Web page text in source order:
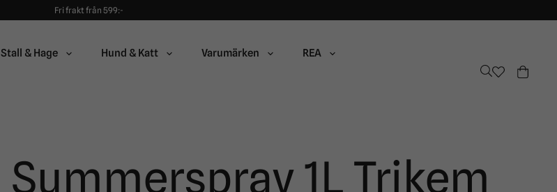
Fri frakt från 599:-
90 dagars öppet köp!
90 dagars öppet köp!
Stall & Hage Hund & Katt Varumärken REA
Summerspray 1L Trikem